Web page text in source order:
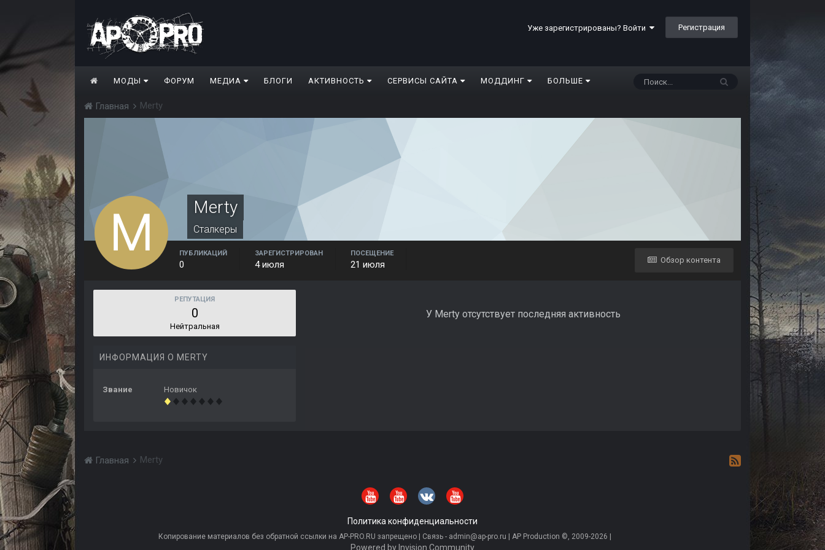
Уже зарегистрированы? Войти Регистрация
МОДЫ ФОРУМ МЕДИА БЛОГИ АКТИВНОСТЬ СЕРВИСЫ САЙТА МОДДИНГ БОЛЬШЕ
Главная Merty
Merty
Сталкеры
Обзор контента
ПУБЛИКАЦИЙ
0
ЗАРЕГИСТРИРОВАН
4 июля
ПОСЕЩЕНИЕ
21 июля
РЕПУТАЦИЯ
0
Нейтральная
ИНФОРМАЦИЯ О MERTY
Звание Новичок
У Merty отсутствует последняя активность
Главная Merty
Политика конфиденциальности
Копирование материалов без обратной ссылки на AP-PRO.RU запрещено | Связь - admin@ap-pro.ru | AP Production ©, 2009-2026 |
Powered by Invision Community